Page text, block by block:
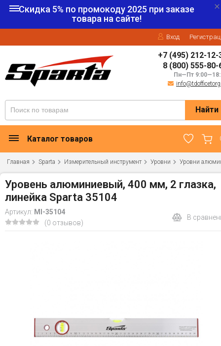
Скидка 5% по промокоду 2025 при заказе
товара на сайте!
Вход
+7 (495) 212-12-
8 (800) 555-80-
Пн—Пт
Найти
Каталог товаров
Главная Sparta Измерительный инструмент Уровни Уровни
Уровень алюминиевый, 400 мм, 2 глазка,
линейка Sparta 35104
Артикул: MI-35104
(0 отзывов)
В